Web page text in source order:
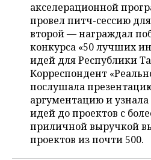
НЕФТЬ
ОПК
ЭНЕРГЕТИКА
ТРАНСПОРТ
ТЕЛЕКОММУНИКАЦИИ
НОВОСТИ МЕРОПРИЯТИЙ
ВЫЕЗДНАЯ РЕДАКЦИЯ
БИЗНЕС-БРАНЧИ
ONLINE-КОНФЕРЕНЦИИ
ОТКРЫТАЯ ЛЕКЦИЯ
СПОРТ
НОВОСТИ СПОРТА
ФУТБОЛ
ХОККЕЙ
БАСКЕТБОЛ
ОБЩЕСТВО
НОВОСТИ ОБЩЕСТВА
ВЛАСТЬ
ИНФРАСТРУКТУРА
ФОТОГАЛЕРЕЯ
СЮЖЕТЫ
СПРАВОЧНИК
акселерационной
провел питч-сессию
второй — награждал
конкурса «50 лучших
идей для Республики
Корреспондент
послушала
аргументацию и
идей до проектов с
приличной выручкой
проектов из почти 500.